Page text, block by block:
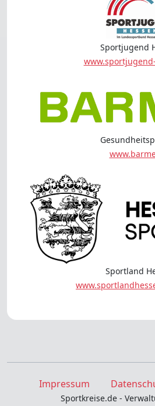
Sportjugend
Sportland
Impressum
Sportkreise.de -